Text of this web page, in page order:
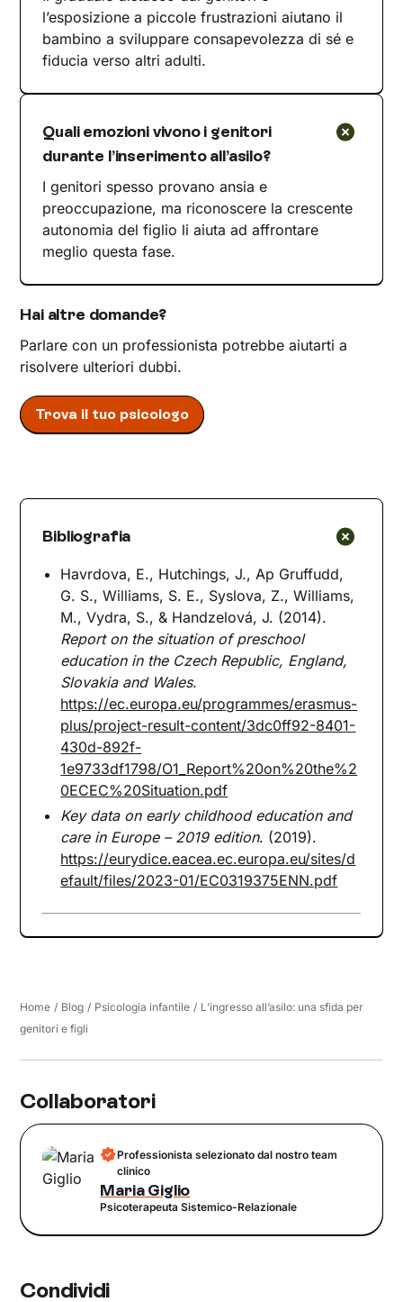
l’esposizione a piccole frustrazioni aiutano il
bambino a sviluppare consapevolezza di sé e
fiducia verso altri adulti.
Quali emozioni vivono i genitori
durante l’inserimento all’asilo?
I genitori spesso provano ansia e
preoccupazione, ma riconoscere la crescente
autonomia del figlio li aiuta ad affrontare
meglio questa fase.
Hai altre domande?
Parlare con un professionista potrebbe aiutarti a
risolvere ulteriori dubbi.
Trova il tuo psicologo
Bibliografia
Havrdova, E., Hutchings, J., Ap Gruffudd,
G. S., Williams, S. E., Syslova, Z., Williams,
M., Vydra, S., & Handzelová, J. (2014).
Report on the situation of preschool
education in the Czech Republic, England,
Slovakia and Wales.
https://ec.europa.eu/programmes/erasmus-
plus/project-result-content/3dc0ff92-8401-
430d-892f-
1e9733df1798/O1_Report%20on%20the%2
0ECEC%20Situation.pdf
Key data on early childhood education and
care in Europe – 2019 edition. (2019).
https://eurydice.eacea.ec.europa.eu/sites/d
efault/files/2023-01/EC0319375ENN.pdf
Home / Blog / Psicologia infantile / L’ingresso all’asilo: una sfida per
genitori e figli
Collaboratori
Professionista selezionato dal nostro team
clinico
Maria Giglio
Psicoterapeuta Sistemico-Relazionale
Condividi